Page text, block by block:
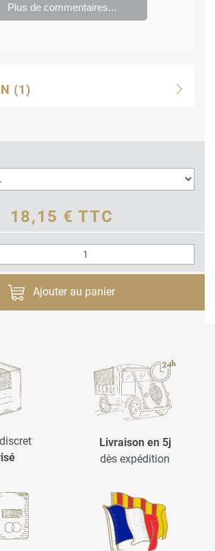
Plus de commentaires...
(1)
18,15 € TTC
Ajouter au panier
Livraison en 5j
dès expédition